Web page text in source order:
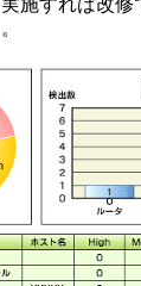
施すれば改